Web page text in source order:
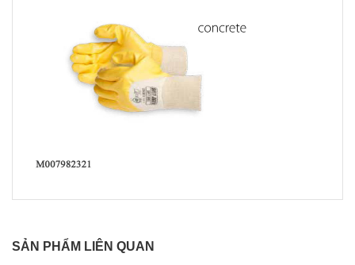
SẢN PHẨM LIÊN QUAN